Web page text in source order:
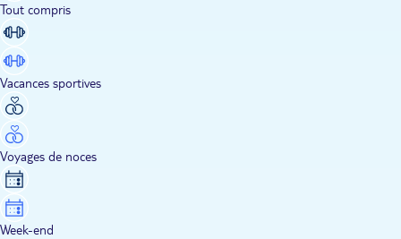
Tout compris
Vacances sportives
Voyages de noces
Week-end